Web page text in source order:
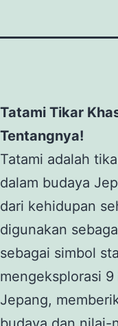
Tatami Tikar
Tentangnya!
Tatami adalah
dalam budaya
dari kehidupan
digunakan
sebagai simbol
mengeksplorasi
Jepang,